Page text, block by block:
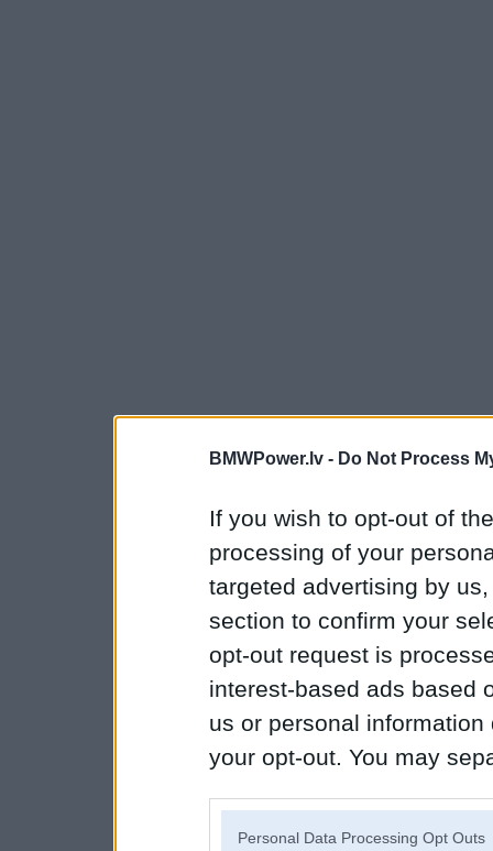
BMWPower.lv - Do Not Process
If you wish to opt-out of
processing of your
targeted advertising by
section to confirm your
opt-out request is
interest-based ads based
us or personal
your opt-out. You may
Personal Data Processing Opt Outs